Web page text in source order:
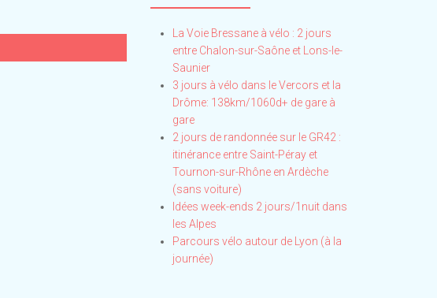
La Voie Bressane à vélo : 2 jours
entre Chalon-sur-Saône et Lons-le-
Saunier
3 jours à vélo dans le Vercors et la
Drôme: 138km/1060d+ de gare à
gare
2 jours de randonnée sur le GR42 :
itinérance entre Saint-Péray et
Tournon-sur-Rhône en Ardèche
(sans voiture)
Idées week-ends 2 jours/1nuit dans
les Alpes
Parcours vélo autour de Lyon (à la
journée)